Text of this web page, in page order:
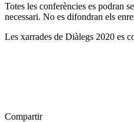
Totes les conferències es podran
necessari. No es difondran els
Les xarrades de Diàlegs 2020 es
Compartir